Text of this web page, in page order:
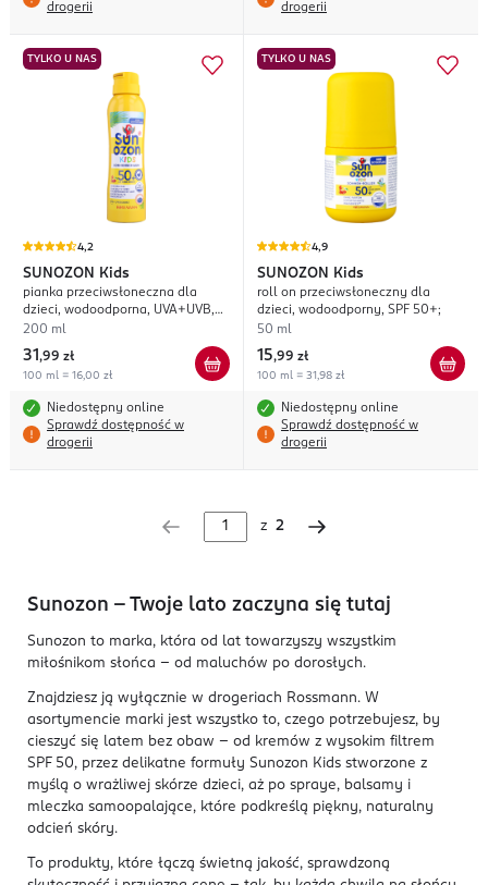
drogerii
drogerii
TYLKO U NAS
4,2
SUNOZON Kids
pianka przeciwsłoneczna dla
dzieci, wodoodporna, UVA+UVB,
SPF 50+;
200 ml
31 ,99 zł
100 ml = 16,00 zł
Niedostępny online
Sprawdź dostępność w
drogerii
TYLKO U NAS
4,9
SUNOZON Kids
roll on przeciwsłoneczny dla
dzieci, wodoodporny, SPF 50+;
50 ml
15,99 zł
100 ml = 31,98 zł
Niedostępny online
Sprawdź dostępność w
drogerii
z 2
Sunozon – Twoje lato zaczyna się tutaj
Sunozon to marka, która od lat towarzyszy wszystkim
miłośnikom słońca – od maluchów po dorosłych.
Znajdziesz ją wyłącznie w drogeriach Rossmann. W
asortymencie marki jest wszystko to, czego potrzebujesz, by
cieszyć się latem bez obaw – od kremów z wysokim filtrem
SPF 50, przez delikatne formuły Sunozon Kids stworzone z
myślą o wrażliwej skórze dzieci, aż po spraye, balsamy i
mleczka samoopalające, które podkreślą piękny, naturalny
odcień skóry.
To produkty, które łączą świetną jakość, sprawdzoną